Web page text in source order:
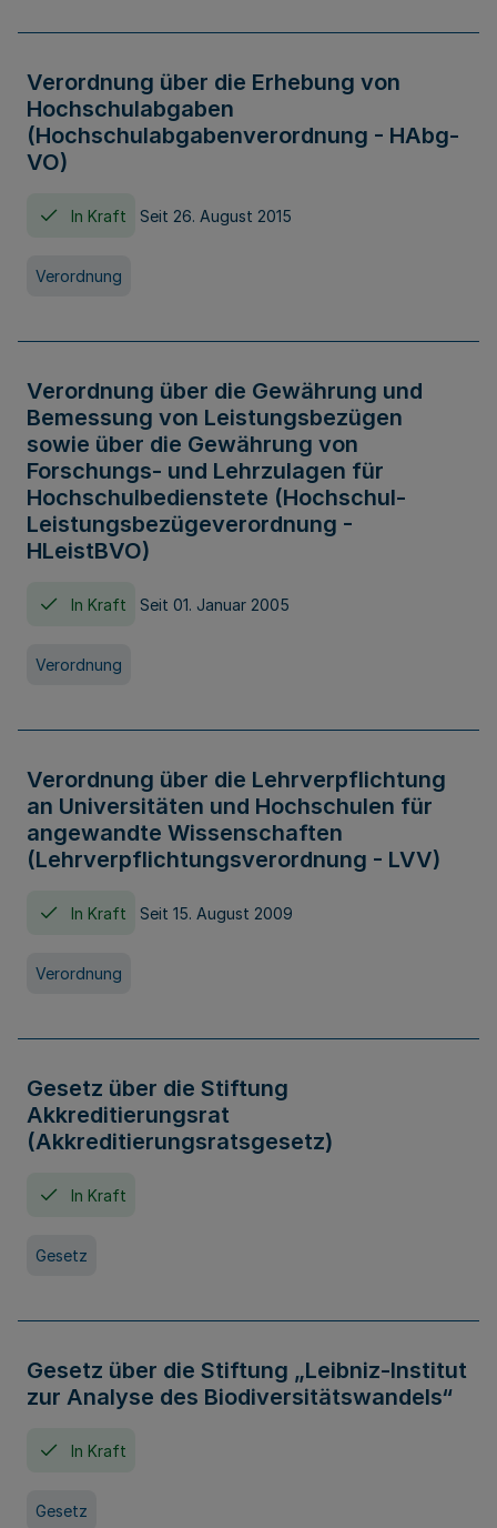
Verordnung über die Erhebung von
Hochschulabgaben
(Hochschulabgabenverordnung - HAbg-
VO)
In Kraft Seit 26. August 2015
Verordnung
Verordnung über die Gewährung und
Bemessung von Leistungsbezügen
sowie über die Gewährung von
Forschungs- und Lehrzulagen für
Hochschulbedienstete (Hochschul-
Leistungsbezügeverordnung -
HLeistBVO)
In Kraft Seit 01. Januar 2005
Verordnung
Verordnung über die Lehrverpflichtung
an Universitäten und Hochschulen für
angewandte Wissenschaften
(Lehrverpflichtungsverordnung - LVV)
In Kraft Seit 15. August 2009
Verordnung
Gesetz über die Stiftung
Akkreditierungsrat
(Akkreditierungsratsgesetz)
In Kraft
Gesetz
Gesetz über die Stiftung „Leibniz-Institut
zur Analyse des Biodiversitätswandels“
In Kraft
Gesetz